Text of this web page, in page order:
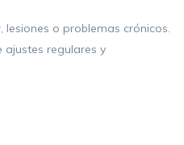
o problemas crónicos.
regulares y